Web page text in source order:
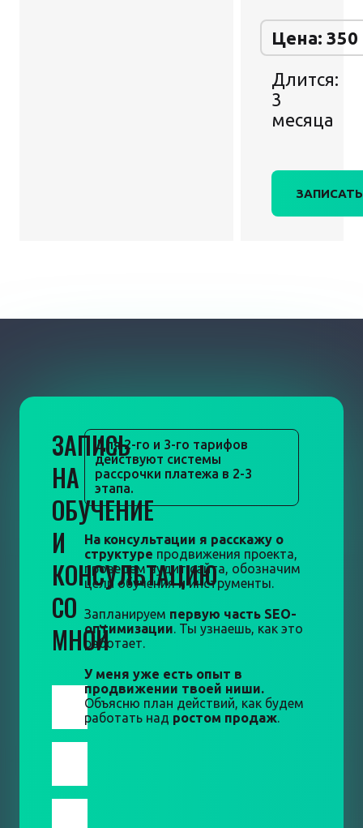
Цена: 350
Длится:
3
месяца
ЗАПИСЬ
НА
ОБУЧЕНИЕ
И
КОНСУЛЬТАЦИЮ
СО
МНОЙ
Для 2-го и 3-го тарифов
действуют системы
рассрочки платежа в 2-3
этапа.
На консультации я расскажу о
структуре продвижения проекта,
проведем аудит сайта, обозначим
цели обучения и инструменты.
Запланируем первую часть SEO-
оптимизации. Ты узнаешь, как это
работает.
У меня уже есть опыт в
продвижении твоей ниши.
Объясню план действий, как будем
работать над ростом продаж.